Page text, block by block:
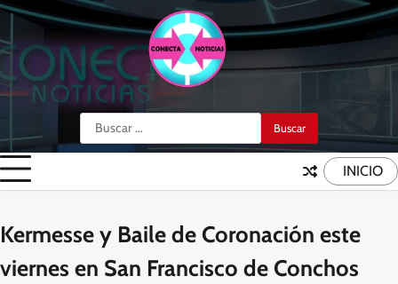
Skip
content
Buscar:
INICIO
Kermesse y Baile de Coronación este
viernes en San Francisco de Conchos